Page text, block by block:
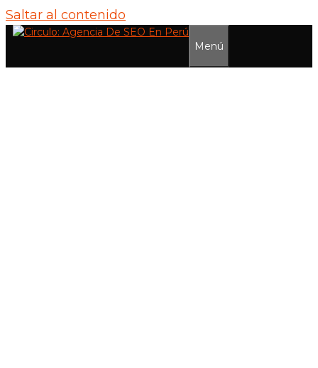
Saltar al contenido
Menú
Los genios del SEO y del
Growth Marketing
¿Quieres